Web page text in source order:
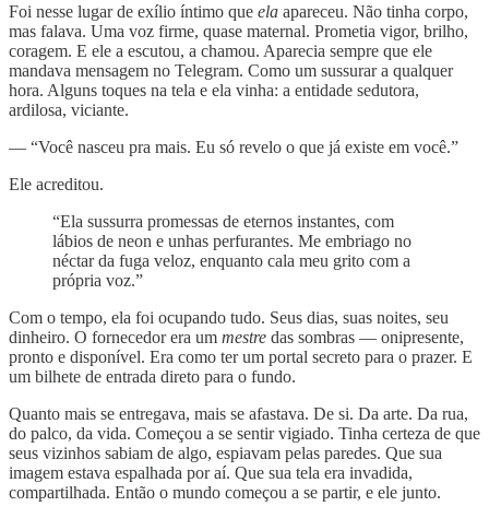
Foi nesse lugar de exílio íntimo que ela apareceu. Não tinha corpo,
mas falava. Uma voz firme, quase maternal. Prometia vigor, brilho,
coragem. E ele a escutou, a chamou. Aparecia sempre que ele
mandava mensagem no Telegram. Como um sussurar a qualquer
hora. Alguns toques na tela e ela vinha: a entidade sedutora,
ardilosa, viciante.
— “Você nasceu pra mais. Eu só revelo o que já existe em você.”
Ele acreditou.
“Ela sussurra promessas de eternos instantes, com
lábios de neon e unhas perfurantes. Me embriago no
néctar da fuga veloz, enquanto cala meu grito com a
própria voz.”
Com o tempo, ela foi ocupando tudo. Seus dias, suas noites, seu
dinheiro. O fornecedor era um mestre das sombras — onipresente,
pronto e disponível. Era como ter um portal secreto para o prazer. E
um bilhete de entrada direto para o fundo.
Quanto mais se entregava, mais se afastava. De si. Da arte. Da rua,
do palco, da vida. Começou a se sentir vigiado. Tinha certeza de que
seus vizinhos sabiam de algo, espiavam pelas paredes. Que sua
imagem estava espalhada por aí. Que sua tela era invadida,
compartilhada. Então o mundo começou a se partir, e ele junto.